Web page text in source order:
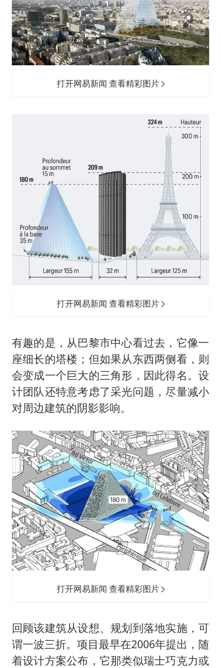
打开网易新闻 查看精彩图片
打开网易新闻 查看精彩图片
有趣的是，从巴黎市中心看过去，它像一
座细长的塔楼；但如果从东西两侧看，则
会变成一个巨大的三角形，因此得名。设
计团队还特意考虑了采光问题，尽量减小
对周边建筑的阴影影响。
打开网易新闻 查看精彩图片
回顾该建筑从设想、规划到落地实施，可
谓一波三折。项目最早在2006年提出，随
着设计方案公布，它那类似瑞士巧克力或